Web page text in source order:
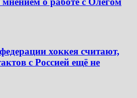
хоккея считают,
с Россией ещё не